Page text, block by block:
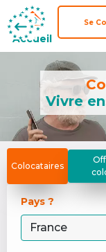
Accueil
Se
Accueil
Se
Vivre
Colocataires
Pays ?